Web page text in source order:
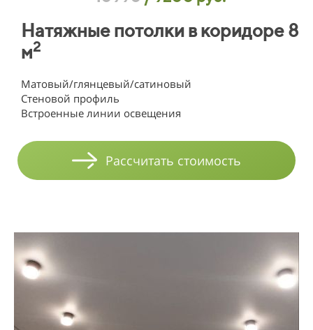
Натяжные потолки в коридоре 8
м2
Матовый/глянцевый/сатиновый
Стеновой профиль
Встроенные линии освещения
Рассчитать стоимость